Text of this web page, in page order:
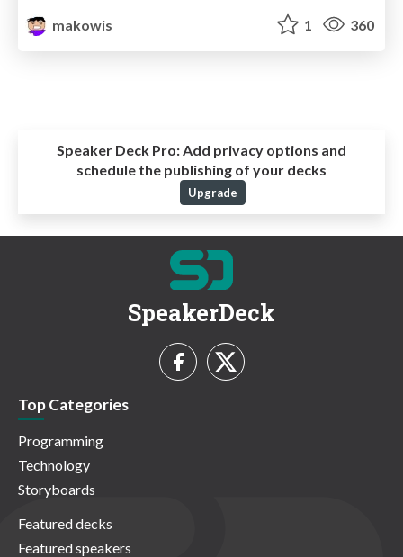
makowis
1 360
Speaker Deck Pro:Add privacy options and
schedule the publishing of your decks
Upgrade
SpeakerDeck
Top Categories
Programming
Technology
Storyboards
Featured decks
Featured speakers